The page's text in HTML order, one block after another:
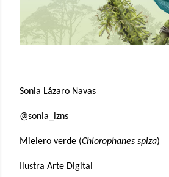
Sonia Lázaro Navas
@sonia_lzns
Mielero verde (Chlorophanes spiza)
Ilustra Arte Digital